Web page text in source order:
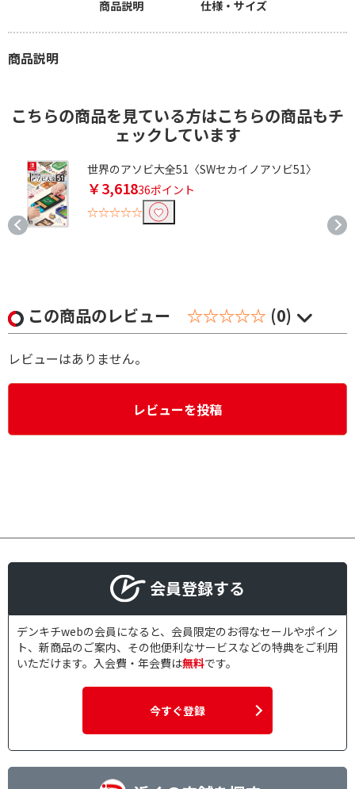
商品説明 仕様・サイズ
商品説明
こちらの商品を見ている方はこちらの商品もチ
ェックしています
世界のアソビ大全51〈SWセカイノアソビ51〉
￥3,61836ポイント
☆☆☆☆☆
この商品のレビュー ☆☆☆☆☆ (0)
レビューはありません。
レビューを投稿
会員登録する
デンキチwebの会員になると、会員限定のお得なセールやポイン
ト、新商品のご案内、その他便利なサービスなどの特典をご利用
いただけます。入会費・年会費は無料です。
今すぐ登録